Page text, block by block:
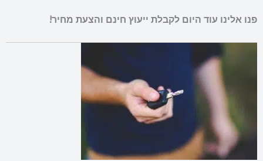
פנו אלינו עוד היום לקבלת ייעוץ חינם והצעת מחיר!